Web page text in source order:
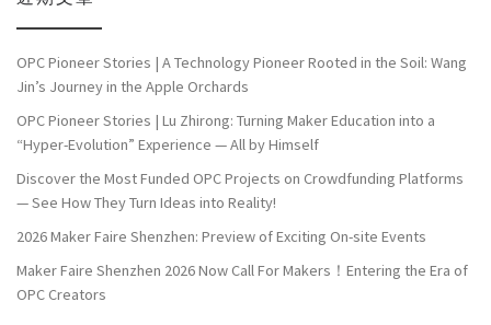
OPC Pioneer Stories | A Technology Pioneer Rooted in the Soil: Wang
Jin’s Journey in the Apple Orchards
OPC Pioneer Stories | Lu Zhirong: Turning Maker Education into a
“Hyper-Evolution” Experience — All by Himself
Discover the Most Funded OPC Projects on Crowdfunding Platforms
— See How They Turn Ideas into Reality!
2026 Maker Faire Shenzhen: Preview of Exciting On-site Events
Maker Faire Shenzhen 2026 Now Call For Makers！Entering the Era of
OPC Creators